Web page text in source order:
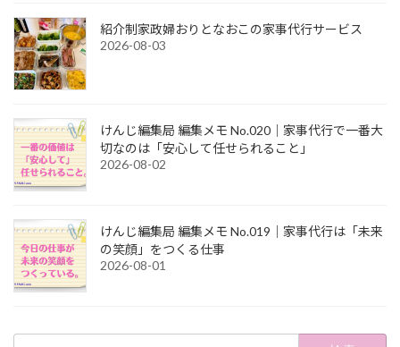
紹介制家政婦おりとなおこの家事代行サービス
2026-08-03
けんじ編集局 編集メモ No.020｜家事代行で一番大
切なのは「安心して任せられること」
2026-08-02
けんじ編集局 編集メモ No.019｜家事代行は「未来
の笑顔」をつくる仕事
2026-08-01